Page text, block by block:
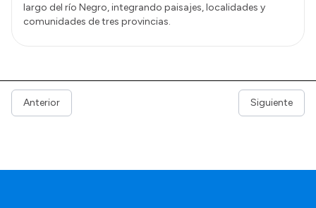
largo del río Negro, integrando paisajes, localidades y
comunidades de tres provincias.
Anterior Siguiente